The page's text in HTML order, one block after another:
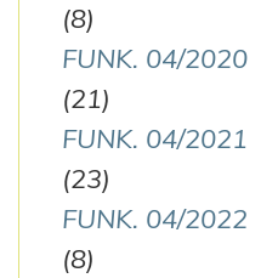
(8)
FUNK. 04/2020
(21)
FUNK. 04/2021
(23)
FUNK. 04/2022
(8)